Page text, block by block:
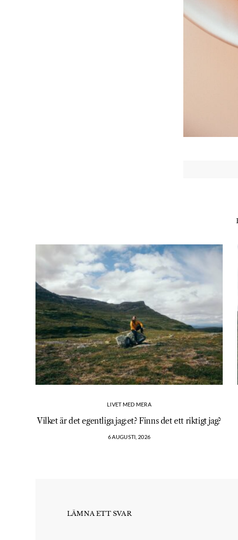
LIVET MED MERA
Vilket är det egentliga jag:et? Finns det ett riktigt jag?
6 AUGUSTI, 2026
LÄMNA ETT SVAR